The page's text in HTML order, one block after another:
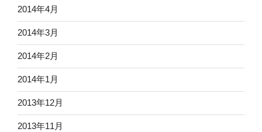
2014年4月
2014年3月
2014年2月
2014年1月
2013年12月
2013年11月